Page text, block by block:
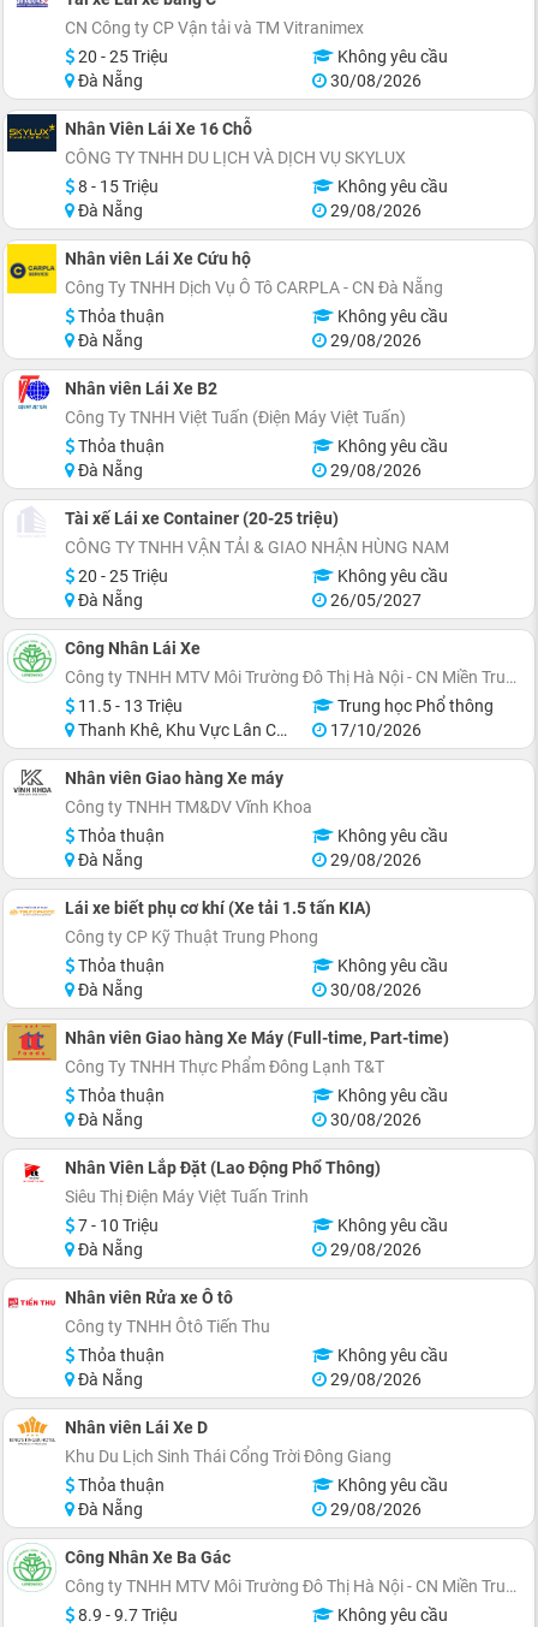
CN Công ty CP Vận tải và TM Vitranimex
20 - 25 Triệu
Không yêu cầu
Đà Nẵng
30/08/2026
Nhân Viên Lái Xe 16 Chỗ
CÔNG TY TNHH DU LỊCH VÀ DỊCH VỤ SKYLUX
8 - 15 Triệu
Không yêu cầu
Đà Nẵng
29/08/2026
Nhân viên Lái Xe Cứu hộ
Công Ty TNHH Dịch Vụ Ô Tô CARPLA - CN Đà Nẵng
Thỏa thuận
Không yêu cầu
Đà Nẵng
29/08/2026
Nhân viên Lái Xe B2
Công Ty TNHH Việt Tuấn (Điện Máy Việt Tuấn)
Thỏa thuận
Không yêu cầu
Đà Nẵng
29/08/2026
Tài xế Lái xe Container (20-25 triệu)
CÔNG TY TNHH VẬN TẢI & GIAO NHẬN HÙNG NAM
20 - 25 Triệu
Không yêu cầu
Đà Nẵng
26/05/2027
Công Nhân Lái Xe
Công ty TNHH MTV Môi Trường Đô Thị Hà Nội - CN Miền Trung
11.5 - 13 Triệu
Trung học Phổ thông
Thanh Khê, Khu Vực Lân Cận Đà Nẵng
17/10/2026
Nhân viên Giao hàng Xe máy
Công ty TNHH TM&DV Vĩnh Khoa
Thỏa thuận
Không yêu cầu
Đà Nẵng
29/08/2026
Lái xe biết phụ cơ khí (Xe tải 1.5 tấn KIA)
Công ty CP Kỹ Thuật Trung Phong
Thỏa thuận
Không yêu cầu
Đà Nẵng
30/08/2026
Nhân viên Giao hàng Xe Máy (Full-time, Part-time)
Công Ty TNHH Thực Phẩm Đông Lạnh T&T
Thỏa thuận
Không yêu cầu
Đà Nẵng
30/08/2026
Nhân Viên Lắp Đặt (Lao Động Phổ Thông)
Siêu Thị Điện Máy Việt Tuấn Trinh
7 - 10 Triệu
Không yêu cầu
Đà Nẵng
29/08/2026
Nhân viên Rửa xe Ô tô
Công ty TNHH Ôtô Tiến Thu
Thỏa thuận
Không yêu cầu
Đà Nẵng
29/08/2026
Nhân viên Lái Xe D
Khu Du Lịch Sinh Thái Cổng Trời Đông Giang
Thỏa thuận
Không yêu cầu
Đà Nẵng
29/08/2026
Công Nhân Xe Ba Gác
Công ty TNHH MTV Môi Trường Đô Thị Hà Nội - CN Miền Trung
8.9 - 9.7 Triệu
Không yêu cầu